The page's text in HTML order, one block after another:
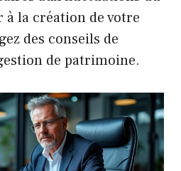
la création de votre
des conseils de
de patrimoine.